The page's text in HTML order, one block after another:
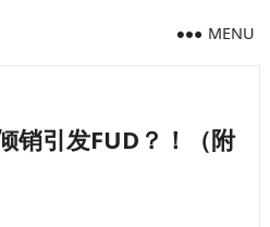
MENU
销引发FUD？！（附